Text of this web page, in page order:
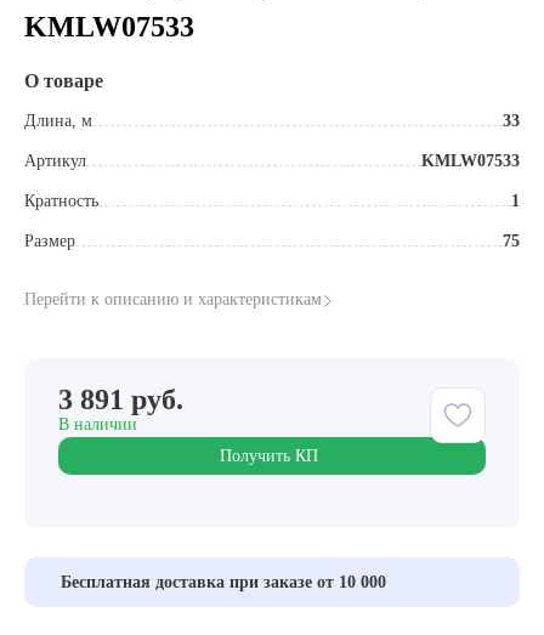
KMLW07533
О товаре
Длина, м 33
Артикул KMLW07533
Кратность 1
Размер 75
Перейти к описанию и характеристикам
3 891 руб.
В наличии
Получить КП
Бесплатная доставка при заказе от 10 000